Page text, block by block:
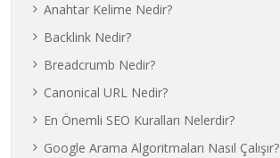
Anahtar Kelime Nedir?
Backlink Nedir?
Breadcrumb Nedir?
Canonical URL Nedir?
En Önemli SEO Kuralları Nelerdir?
Google Arama Algoritmaları Nasıl Çalışır?